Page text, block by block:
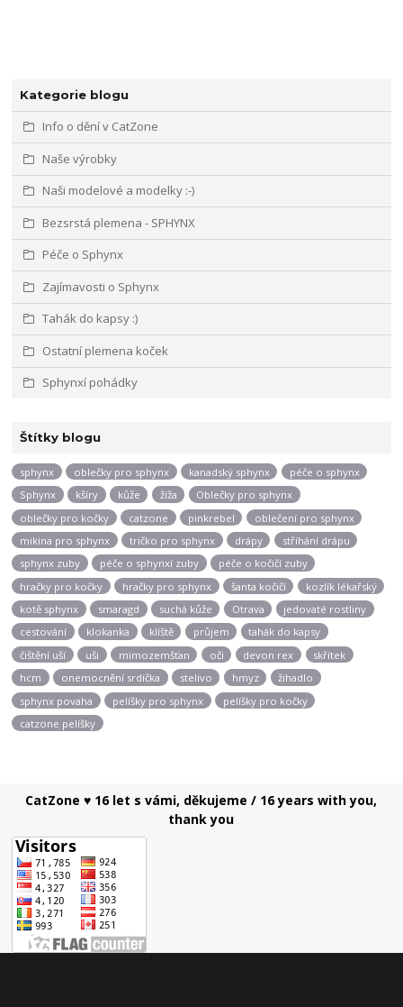
Kategorie blogu
Info o dění v CatZone
Naše výrobky
Naši modelové a modelky :-)
Bezsrstá plemena - SPHYNX
Péče o Sphynx
Zajímavosti o Sphynx
Tahák do kapsy :)
Ostatní plemena koček
Sphynxí pohádky
Štítky blogu
sphynx oblečky pro sphynx kanadský sphynx
péče o sphynx
Sphynx
kšíry kůže žíža
Oblečky pro sphynx
oblečky pro kočky
catzone pinkrebel
oblečení pro sphynx
mikina pro sphynx
tričko pro sphynx drápy
stříhání drápu
sphynx zuby
péče o sphynxí zuby
péče o kočičí zuby
hračky pro kočky
hračky pro sphynx šanta kočičí
kozlík lékařský
kotě sphynx
smaragd suchá kůže Otrava
jedovaté rostliny
cestování
klokanka klíště průjem
tahák do kapsy
čištění uší
uši mimozemšťan oči devon rex
skřítek
hcm
onemocnění srdíčka stelivo hmyz
žihadlo
sphynx povaha
pelíšky pro sphynx
pelíšky pro kočky
catzone pelíšky
CatZone ♥ 16 let s vámi, děkujeme / 16 years with you,
thank you